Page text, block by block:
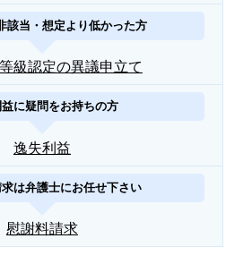
該当・想定より低かった方
級認定の異議申立て
に疑問をお持ちの方
逸失利益
は弁護士にお任せ下さい
慰謝料請求